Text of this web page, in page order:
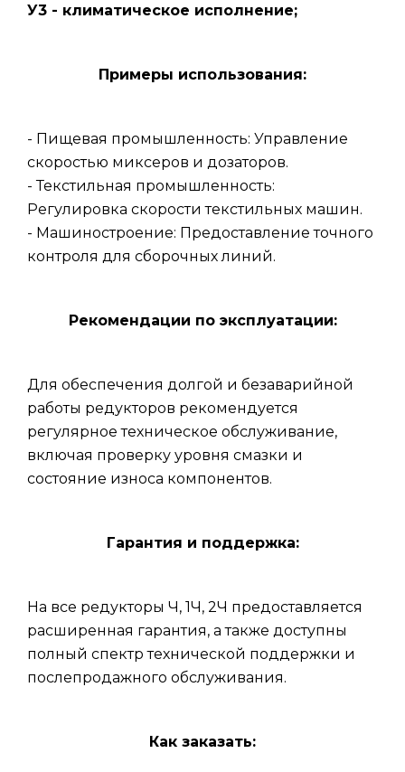
У3 - климатическое исполнение;
Примеры использования:
- Пищевая промышленность: Управление
скоростью миксеров и дозаторов.
- Текстильная промышленность:
Регулировка скорости текстильных машин.
- Машиностроение: Предоставление точного
контроля для сборочных линий.
Рекомендации по эксплуатации:
Для обеспечения долгой и безаварийной
работы редукторов рекомендуется
регулярное техническое обслуживание,
включая проверку уровня смазки и
состояние износа компонентов.
Гарантия и поддержка:
На все редукторы Ч, 1Ч, 2Ч предоставляется
расширенная гарантия, а также доступны
полный спектр технической поддержки и
послепродажного обслуживания.
Как заказать: